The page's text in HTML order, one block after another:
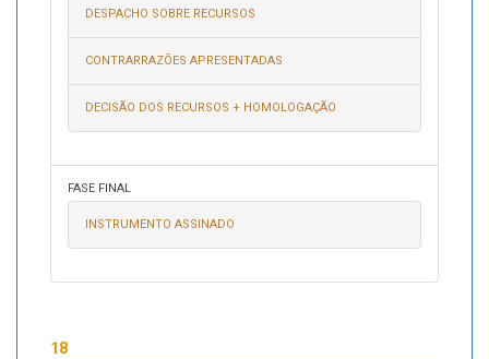
DESPACHO SOBRE RECURSOS
CONTRARRAZÕES APRESENTADAS
DECISÃO DOS RECURSOS + HOMOLOGAÇÃO
FASE FINAL
INSTRUMENTO ASSINADO
18